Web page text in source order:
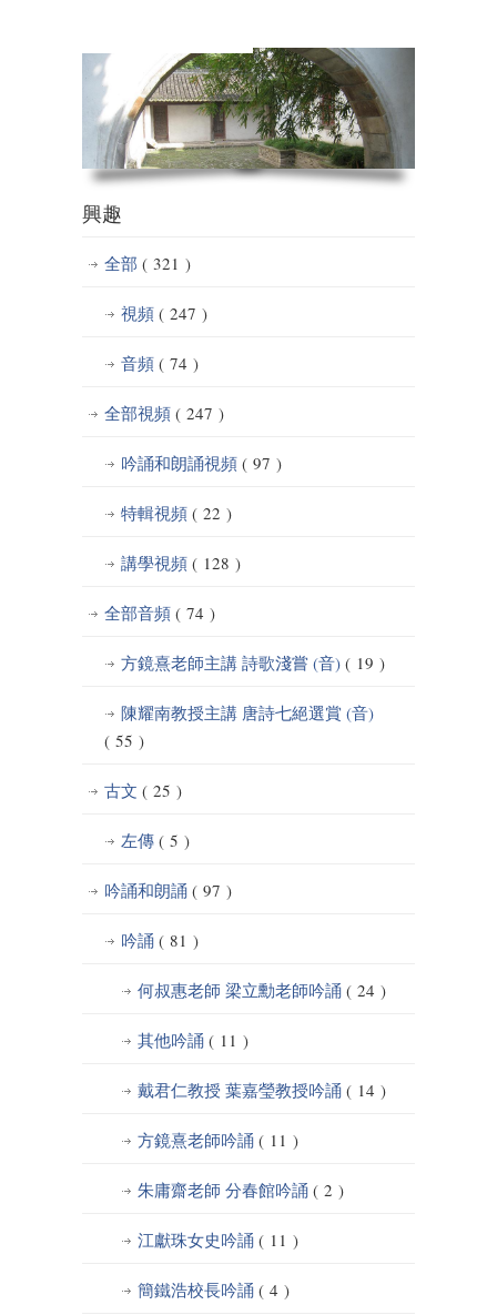
興趣
全部 ( 321 )
視頻 ( 247 )
音頻 ( 74 )
全部視頻 ( 247 )
吟誦和朗誦視頻 ( 97 )
特輯視頻 ( 22 )
講學視頻 ( 128 )
全部音頻 ( 74 )
方鏡熹老師主講 詩歌淺嘗 (音) ( 19 )
陳耀南教授主講 唐詩七絕選賞 (音)
( 55 )
古文 ( 25 )
左傳 ( 5 )
吟誦和朗誦 ( 97 )
吟誦 ( 81 )
何叔惠老師 梁立勳老師吟誦 ( 24 )
其他吟誦 ( 11 )
戴君仁教授 葉嘉瑩教授吟誦 ( 14 )
方鏡熹老師吟誦 ( 11 )
朱庸齋老師 分春館吟誦 ( 2 )
江獻珠女史吟誦 ( 11 )
簡鐵浩校長吟誦 ( 4 )